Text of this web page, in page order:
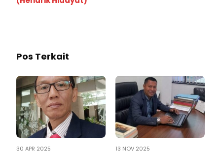
Pos Terkait
30 APR 2025 13 NOV 2025